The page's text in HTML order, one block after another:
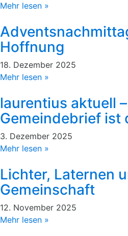
Mehr lesen »
Hoffnung
18. Dezember 2025
Mehr lesen »
laurentius aktuell
Gemeindebrief ist
3. Dezember 2025
Mehr lesen »
Lichter, Laternen
Gemeinschaft
12. November 2025
Mehr lesen »